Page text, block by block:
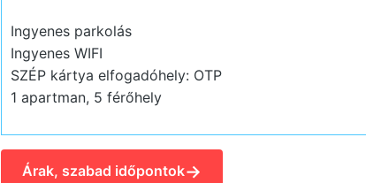
Ingyenes parkolás
Ingyenes WIFI
SZÉP kártya elfogadóhely: OTP
1 apartman, 5 férőhely
Árak, szabad időpontok→